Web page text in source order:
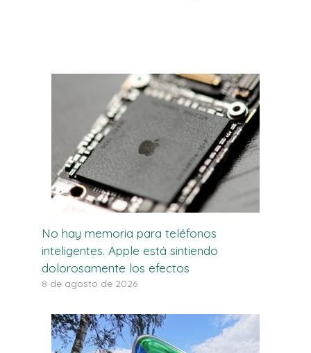
No hay memoria para teléfonos
inteligentes. Apple está sintiendo
dolorosamente los efectos
8 de agosto de 2026